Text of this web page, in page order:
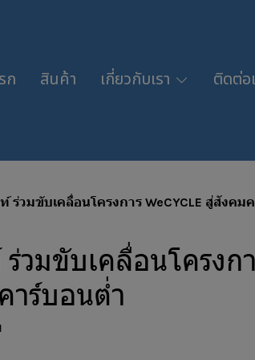
ก สินค้า เกี่ยวกับเรา ติดต่อ
ร่วมขับเคลื่อนโครงการ WeCYCLE สู่สังคม
วมขับเคลื่อนโครงก
าร์บอนต่ำ